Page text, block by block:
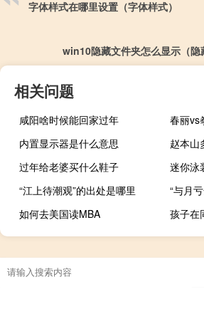
字体样式在哪里设置（字体样式）
win10隐藏文件夹怎么显示（隐
相关问题
咸阳啥时候能回家过年
内置显示器是什么意思
赵本山
过年给老婆买什么鞋子
迷你泳
“江上待潮观”的出处是哪里
“与月
如何去美国读MBA
孩子在